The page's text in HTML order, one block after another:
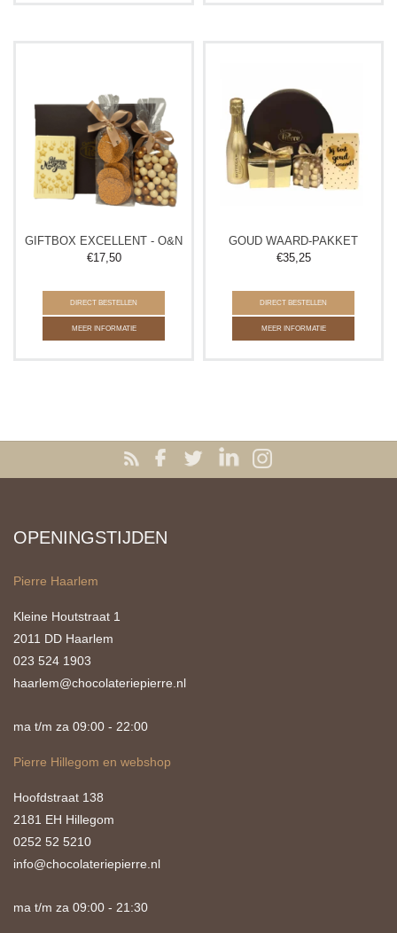
GIFTBOX EXCELLENT - O&N
€17,50
DIRECT BESTELLEN
MEER INFORMATIE
GOUD WAARD-PAKKET
€35,25
DIRECT BESTELLEN
MEER INFORMATIE
OPENINGSTIJDEN
Pierre Haarlem
Kleine Houtstraat 1
2011 DD Haarlem
023 524 1903
haarlem@chocolateriepierre.nl
ma t/m za 09:00 - 22:00
Pierre Hillegom en webshop
Hoofdstraat 138
2181 EH Hillegom
0252 52 5210
info@chocolateriepierre.nl
ma t/m za 09:00 - 21:30